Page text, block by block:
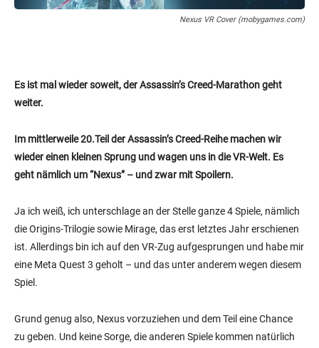
Nexus VR Cover (mobygames.com)
Es ist mal wieder soweit, der Assassin’s Creed-Marathon geht
weiter.
Im mittlerweile 20.Teil der Assassin’s Creed-Reihe machen wir
wieder einen kleinen Sprung und wagen uns in die VR-Welt. Es
geht nämlich um “Nexus” – und zwar mit Spoilern.
Ja ich weiß, ich unterschlage an der Stelle ganze 4 Spiele, nämlich
die Origins-Trilogie sowie Mirage, das erst letztes Jahr erschienen
ist. Allerdings bin ich auf den VR-Zug aufgesprungen und habe mir
eine Meta Quest 3 geholt – und das unter anderem wegen diesem
Spiel.
Grund genug also, Nexus vorzuziehen und dem Teil eine Chance
zu geben. Und keine Sorge, die anderen Spiele kommen natürlich